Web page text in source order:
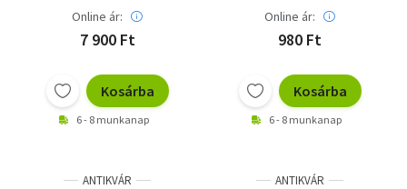
Online ár:
7 900 Ft
Kosárba
6 - 8 munkanap
Online ár:
980 Ft
Kosárba
6 - 8 munkanap
ANTIKVÁR ANTIKVÁR